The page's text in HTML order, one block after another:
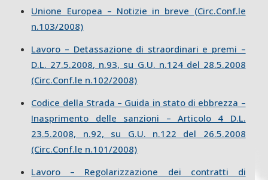
Unione Europea – Notizie in breve (Circ.Conf.le
n.103/2008)
Lavoro – Detassazione di straordinari e premi –
D.L. 27.5.2008, n.93, su G.U. n.124 del 28.5.2008
(Circ.Conf.le n.102/2008)
Codice della Strada – Guida in stato di ebbrezza –
Inasprimento delle sanzioni – Articolo 4 D.L.
23.5.2008, n.92, su G.U. n.122 del 26.5.2008
(Circ.Conf.le n.101/2008)
Lavoro – Regolarizzazione dei contratti di